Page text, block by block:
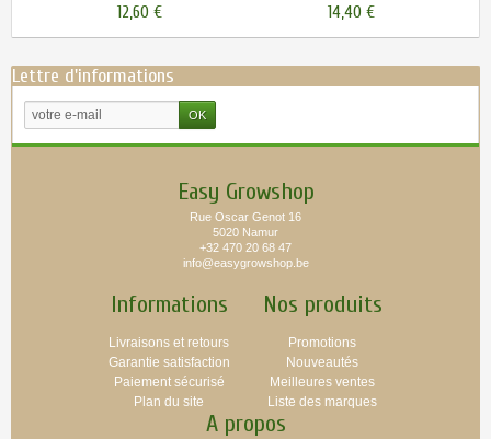
12,60 € 14,40 €
Lettre d'informations
Easy Growshop
Rue Oscar Genot 16
5020 Namur
+32 470 20 68 47
info@easygrowshop.be
Informations
Livraisons et retours
Garantie satisfaction
Paiement sécurisé
Plan du site
Nos produits
Promotions
Nouveautés
Meilleures ventes
Liste des marques
A propos